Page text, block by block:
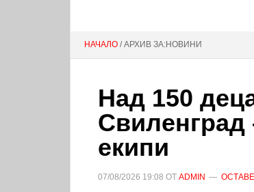
НАЧАЛО / АРХИВ ЗА:НОВИНИ
Над 150
Свиленград
екипи
07/08/2026 19:08 ОТ ADMIN